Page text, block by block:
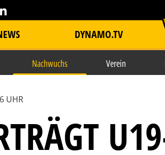
DYNAMO.TV
Nachwuchs Verein
UHR